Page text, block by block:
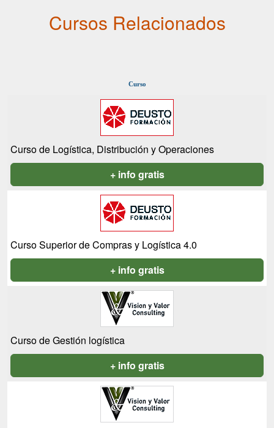
Cursos Relacionados
Curso
Curso de Logística, Distribución y Operaciones
+ info gratis
Curso Superior de Compras y Logística 4.0
+ info gratis
Curso de Gestión logística
+ info gratis